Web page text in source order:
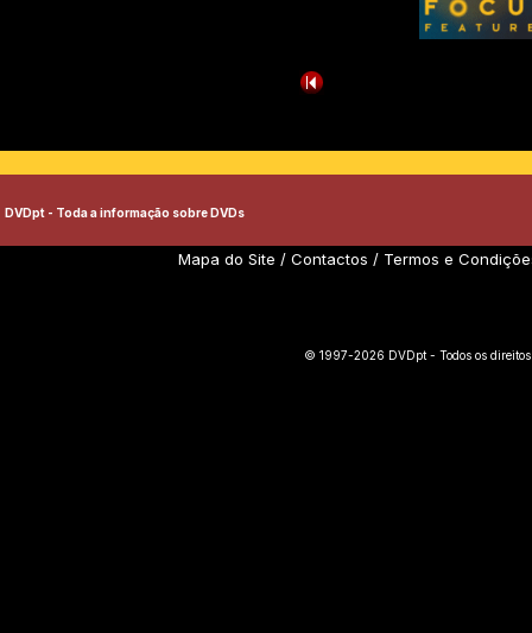
DVDpt - Toda a informação sobre DVDs
Mapa do Site / Contactos / Termos e
© 1997-2026 DVDpt - Todos os direitos